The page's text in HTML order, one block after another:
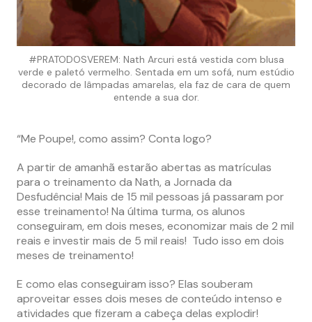
#PRATODOSVEREM: Nath Arcuri está vestida com blusa
verde e paletó vermelho. Sentada em um sofá, num estúdio
decorado de lâmpadas amarelas, ela faz de cara de quem
entende a sua dor.
“Me Poupe!, como assim? Conta logo?
A partir de amanhã estarão abertas as matrículas
para o treinamento da Nath, a Jornada da
Desfudência! Mais de 15 mil pessoas já passaram por
esse treinamento! Na última turma, os alunos
conseguiram, em dois meses, economizar mais de 2 mil
reais e investir mais de 5 mil reais! Tudo isso em dois
meses de treinamento!
E como elas conseguiram isso? Elas souberam
aproveitar esses dois meses de conteúdo intenso e
atividades que fizeram a cabeça delas explodir!